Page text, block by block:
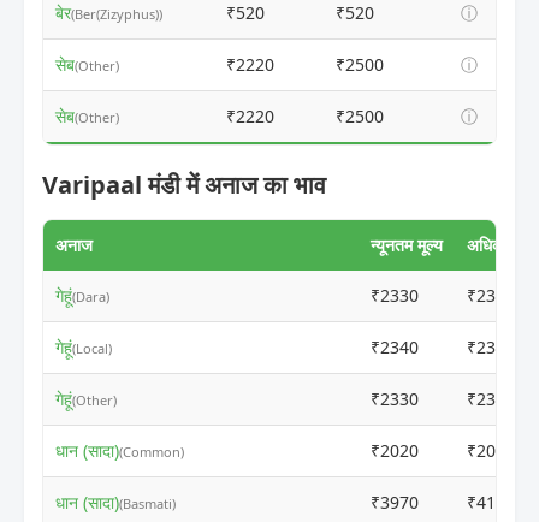
बेर(Ber(Zizyphus)) ₹520 ₹520 ⓘ
सेब(Other) ₹2220 ₹2500 ⓘ
सेब(Other) ₹2220 ₹2500 ⓘ
Varipaal मंडी में अनाज का भाव
अनाज न्यूनतम मूल्य अधिकतम
गेहूं(Dara) ₹2330 ₹2310
गेहूं(Local) ₹2340 ₹2320
गेहूं(Other) ₹2330 ₹2315
धान (सादा)(Common) ₹2020 ₹2010
धान (सादा)(Basmati) ₹3970 ₹4100